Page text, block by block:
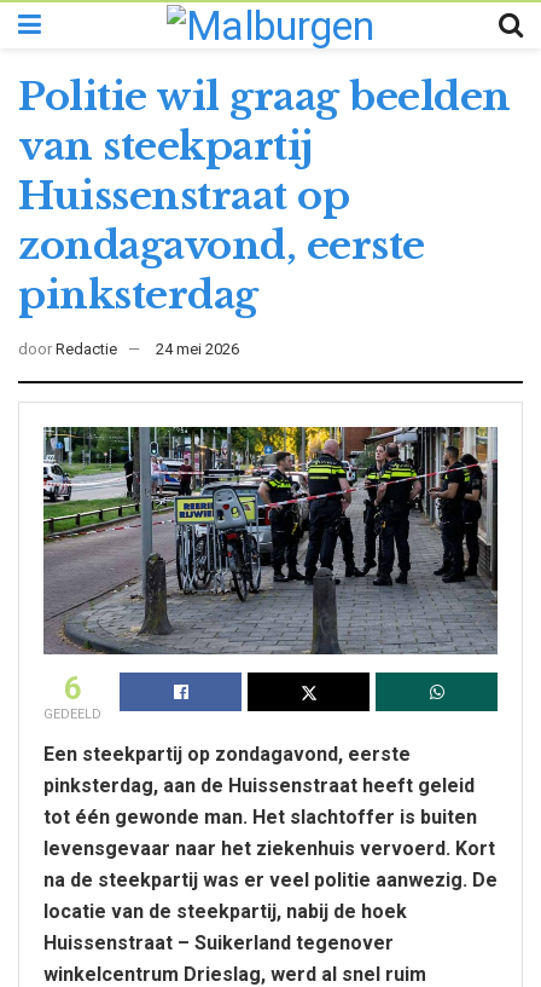
Politie wil graag beelden
van steekpartij
Huissenstraat op
zondagavond, eerste
pinksterdag
door Redactie 24 mei 2026
6
GEDEELD
Een steekpartij op zondagavond, eerste
pinksterdag, aan de Huissenstraat heeft geleid
tot één gewonde man. Het slachtoffer is buiten
levensgevaar naar het ziekenhuis vervoerd. Kort
na de steekpartij was er veel politie aanwezig. De
locatie van de steekpartij, nabij de hoek
Huissenstraat – Suikerland tegenover
winkelcentrum Drieslag, werd al snel ruim